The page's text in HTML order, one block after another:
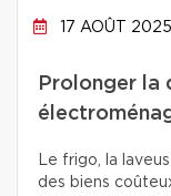
17 AOÛT 2025
Prolonger la
Le frigo, la
des biens